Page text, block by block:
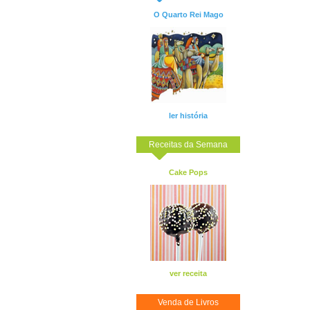
O Quarto Rei Mago
ler história
Receitas da Semana
Cake Pops
ver receita
Venda de Livros